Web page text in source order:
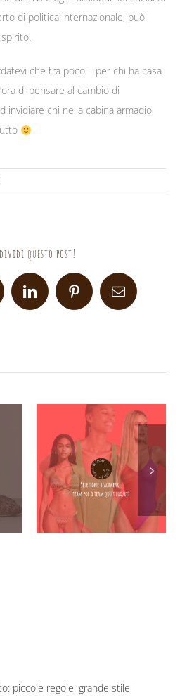
di politica internazionale, può
che tra poco – per chi ha casa
di pensare al cambio di
invidiare chi nella cabina armadio
questo post!
LinkedInPinterestEmail
piccole regole, grande stile